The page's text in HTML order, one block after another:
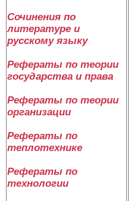
Сочинения по
литературе и
русскому языку
Рефераты по теории
государства и права
Рефераты по теории
организации
Рефераты по
теплотехнике
Рефераты по
технологии